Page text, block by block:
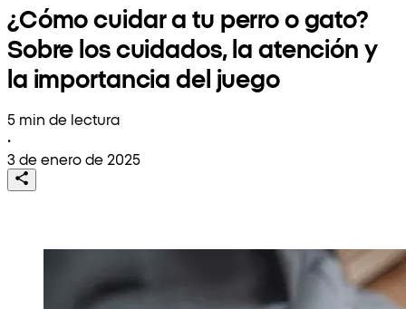
¿Cómo cuidar a tu perro o gato?
Sobre los cuidados, la atención y
la importancia del juego
5 min de lectura
•
3 de enero de 2025